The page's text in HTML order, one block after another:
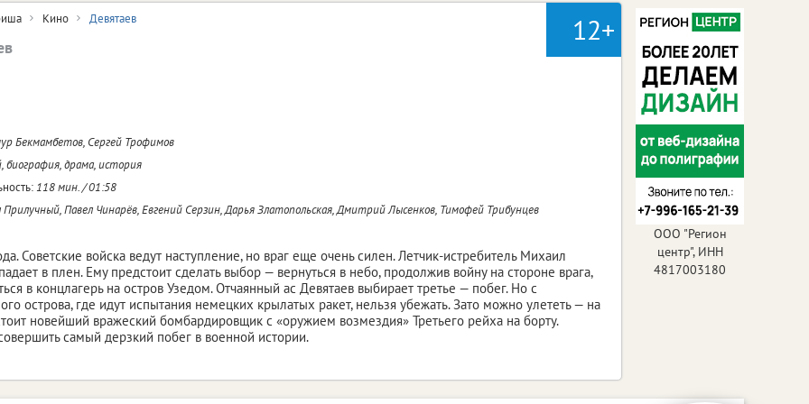
12+
Кино Девятаев
Бекмамбетов, Сергей Трофимов
биография, драма, история
118 мин. / 01:58
Прилучный, Павел Чинарёв, Евгений Серзин, Дарья Златопольская, Дмитрий Лысенков, Тимофей Трибунцев
Советские войска ведут наступление, но враг еще очень силен. Летчик-истребитель Михаил
в плен. Ему предстоит сделать выбор — вернуться в небо, продолжив войну на стороне врага,
в концлагерь на остров Узедом. Отчаянный ас Девятаев выбирает третье — побег. Но с
острова, где идут испытания немецких крылатых ракет, нельзя убежать. Зато можно улететь — на
новейший вражеский бомбардировщик с «оружием возмездия» Третьего рейха на борту.
самый дерзкий побег в военной истории.
ООО "Регион
центр", ИНН
4817003180